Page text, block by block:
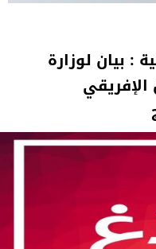
: بيان لوزارة
الإفريقي